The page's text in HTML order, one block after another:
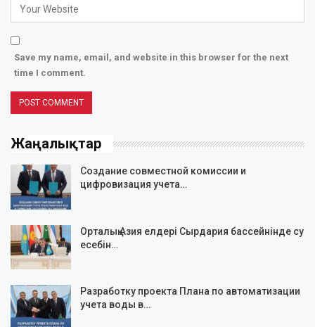
Save my name, email, and website in this browser for the next
time I comment.
Жаңалықтар
Создание совместной комиссии и
цифровизация учета…
Орталық Азия елдері Сырдария бассейнінде су
есебін…
Разработку проекта Плана по автоматизации
учета воды в…